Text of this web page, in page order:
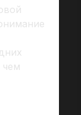
чем